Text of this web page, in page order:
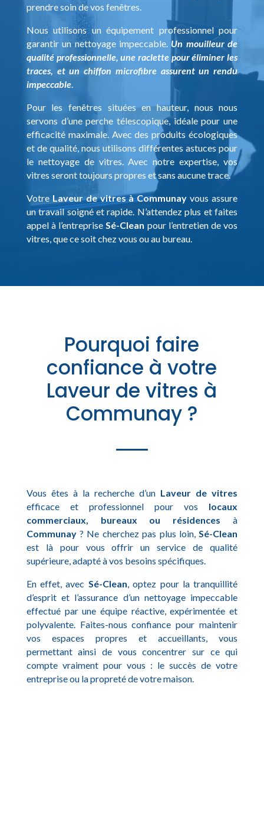
prendre soin de vos fenêtres.
Nous utilisons un équipement professionnel pour
garantir un nettoyage impeccable. Un mouilleur de
qualité professionnelle, une raclette pour éliminer les
traces, et un chiffon microfibre assurent un rendu
impeccable.
Pour les fenêtres situées en hauteur, nous nous
servons d’une perche télescopique, idéale pour une
efficacité maximale. Avec des produits écologiques
et de qualité, nous utilisons différentes astuces pour
le nettoyage de vitres. Avec notre expertise, vos
vitres seront toujours propres et sans aucune trace.
Votre Laveur de vitres à Communay vous assure
un travail soigné et rapide. N’attendez plus et faites
appel à l’entreprise Sé-Clean pour l’entretien de vos
vitres, que ce soit chez vous ou au bureau.
Pourquoi faire
confiance à votre
Laveur de vitres à
Communay ?
Vous êtes à la recherche d’un Laveur de vitres
efficace et professionnel pour vos locaux
commerciaux, bureaux ou résidences à
Communay? Ne cherchez pas plus loin, Sé-Clean
est là pour vous offrir un service de qualité
supérieure, adapté à vos besoins spécifiques.
En effet, avec Sé-Clean , optez pour la tranquillité
d’esprit et l’assurance d’un nettoyage impeccable
effectué par une équipe réactive, expérimentée et
polyvalente. Faites-nous confiance pour maintenir
vos espaces propres et accueillants, vous
permettant ainsi de vous concentrer sur ce qui
compte vraiment pour vous : le succès de votre
entreprise ou la propreté de votre maison.